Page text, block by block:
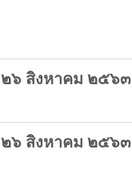
๒๖ สิงหาคม ๒๕๖๓
๒๖ สิงหาคม ๒๕๖๓